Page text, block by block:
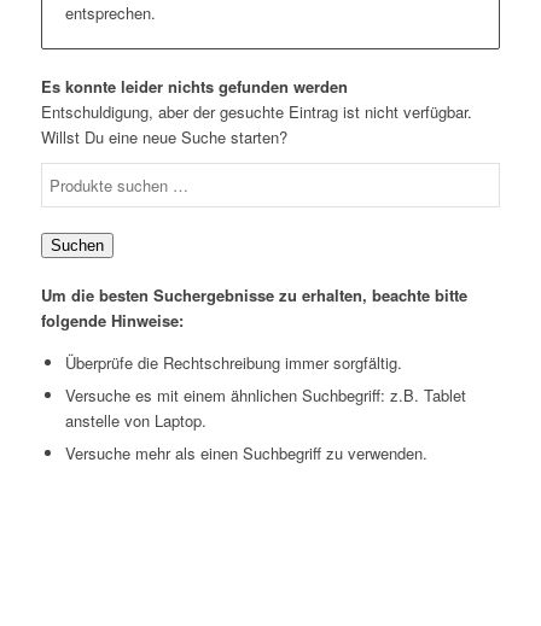
entsprechen.
Es konnte leider nichts gefunden werden
Entschuldigung, aber der gesuchte Eintrag ist nicht verfügbar.
Willst Du eine neue Suche starten?
Suchen
Um die besten Suchergebnisse zu erhalten, beachte bitte
folgende Hinweise:
Überprüfe die Rechtschreibung immer sorgfältig.
Versuche es mit einem ähnlichen Suchbegriff: z.B. Tablet
anstelle von Laptop.
Versuche mehr als einen Suchbegriff zu verwenden.